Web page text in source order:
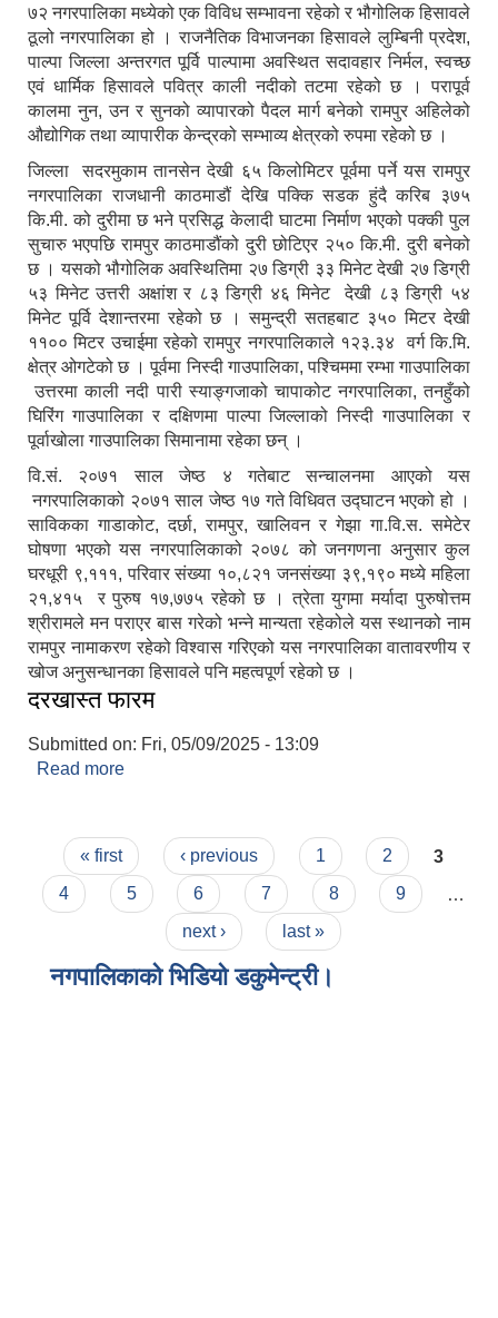
७२ नगरपालिका मध्येको एक विविध सम्भावना रहेको र भौगोलिक हिसावले
ठूलो नगरपालिका हो । राजनैतिक विभाजनका हिसावले लुम्बिनी प्रदेश,
पाल्पा जिल्ला अन्तरगत पूर्वि पाल्पामा अवस्थित सदावहार निर्मल, स्वच्छ
एवं धार्मिक हिसावले पवित्र काली नदीको तटमा रहेको छ । परापूर्व
कालमा नुन, उन र सुनको व्यापारको पैदल मार्ग बनेको रामपुर अहिलेको
औद्योगिक तथा व्यापारीक केन्द्रको सम्भाव्य क्षेत्रको रुपमा रहेको छ ।
जिल्ला सदरमुकाम तानसेन देखी ६५ किलोमिटर पूर्वमा पर्ने यस रामपुर
नगरपालिका राजधानी काठमाडौं देखि पक्कि सडक हुंदै करिब ३७५
कि.मी. को दुरीमा छ भने प्रसिद्ध केलादी घाटमा निर्माण भएको पक्की पुल
सुचारु भएपछि रामपुर काठमाडौंको दुरी छोटिएर २५० कि.मी. दुरी बनेको
छ । यसको भौगोलिक अवस्थितिमा २७ डिग्री ३३ मिनेट देखी २७ डिग्री
५३ मिनेट उत्तरी अक्षांश र ८३ डिग्री ४६ मिनेट देखी ८३ डिग्री ५४
मिनेट पूर्वि देशान्तरमा रहेको छ । समुन्द्री सतहबाट ३५० मिटर देखी
११०० मिटर उचाईमा रहेको रामपुर नगरपालिकाले १२३.३४ वर्ग कि.मि.
क्षेत्र ओगटेको छ । पूर्वमा निस्दी गाउपालिका, पश्चिममा रम्भा गाउपालिका
उत्तरमा काली नदी पारी स्याङ्गजाको चापाकोट नगरपालिका, तनहुँको
घिरिंग गाउपालिका र दक्षिणमा पाल्पा जिल्लाको निस्दी गाउपालिका र
पूर्वाखोला गाउपालिका सिमानामा रहेका छन् ।
वि.सं. २०७१ साल जेष्ठ ४ गतेबाट सन्चालनमा आएको यस
नगरपालिकाको २०७१ साल जेष्ठ १७ गते विधिवत उद्घाटन भएको हो ।
साविकका गाडाकोट, दर्छा, रामपुर, खालिवन र गेझा गा.वि.स. समेटेर
घोषणा भएको यस नगरपालिकाको २०७८ को जनगणना अनुसार कुल
घरधूरी ९,१११, परिवार संख्या १०,८२१ जनसंख्या ३९,१९० मध्ये महिला
२१,४१५ र पुरुष १७,७७५ रहेको छ । त्रेता युगमा मर्यादा पुरुषोत्तम
श्रीरामले मन पराएर बास गरेको भन्ने मान्यता रहेकोले यस स्थानको नाम
रामपुर नामाकरण रहेको विश्वास गरिएको यस नगरपालिका वातावरणीय र
खोज अनुसन्धानका हिसावले पनि महत्वपूर्ण रहेको छ ।
दरखास्त फारम
Submitted on: Fri, 05/09/2025 - 13:09
Read more
Pages
« first ‹ previous 1 2
3
4
5 6 7 8 9
next ›
last »
नगपालिकाको भिडियो डकुमेन्ट्री।